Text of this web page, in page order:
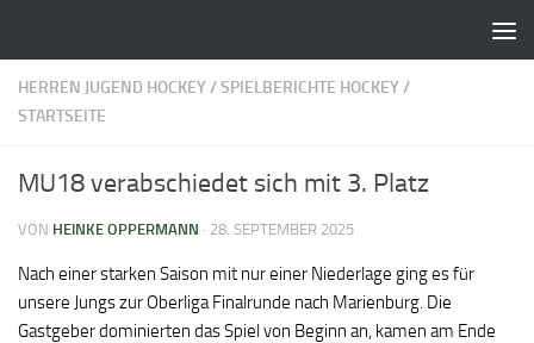
HERREN JUGEND HOCKEY/SPIELBERICHTE HOCKEY/
STARTSEITE
MU18 verabschiedet sich mit 3. Platz
VON HEINKE OPPERMANN · 28. SEPTEMBER 2025
Nach einer starken Saison mit nur einer Niederlage ging es für
unsere Jungs zur Oberliga Finalrunde nach Marienburg. Die
Gastgeber dominierten das Spiel von Beginn an, kamen am Ende